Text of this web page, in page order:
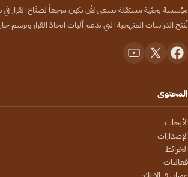
مؤسسة بحثية مستقلة تسعى لأن تكون مرجعاً لصنّاع القرار في
تُنتج الدراسات المنهجية التي تدعم آليات اتخاذ القرار وترسم
المحتوى
الأبحاث
الإصدارات
الخرائط
فعاليات